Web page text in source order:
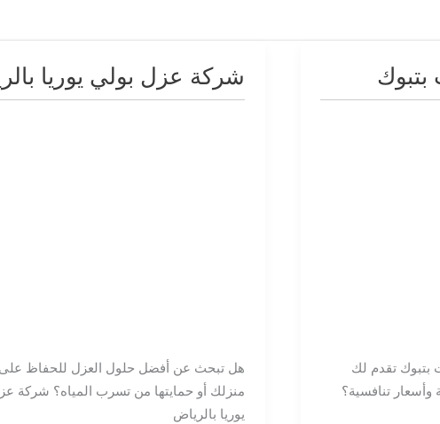
تقدم لك
تنافسية؟
شركة عزل بولي يوريا
هل تبحث عن أفضل حلول العزل للحفاظ
منزلك أو حمايتها من تسرب المياه؟ شركة
يوريا بالرياض
شركة